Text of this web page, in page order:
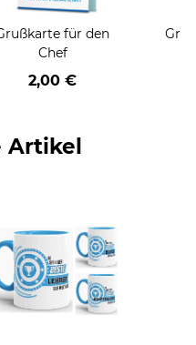
für den
Chef
2,00 €
Artikel